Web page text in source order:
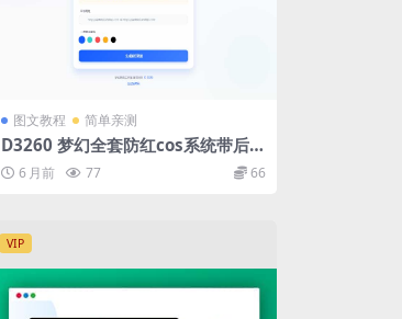
图文教程 简单亲测
D3260 梦幻全套防红cos系统带后台
5.1版 支持http/https生成
6 月前 77 66
VIP